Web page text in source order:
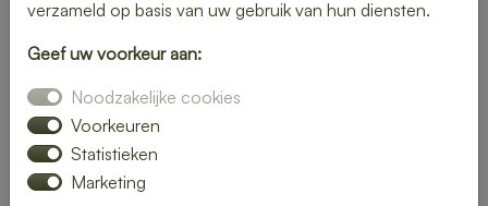
vers en gemakkelijk
in Oosterwijtwerd en geniet van verse gerechten op jouw
gewenste locatie. Van kleurrijke salades tot knapperige
broodjes – wij bezorgen jouw lunch vers en op tijd.
Plaats eenvoudig je bestelling online en laat je verrassen
verzameld op basis van uw gebruik van hun diensten.
Geef uw voorkeur aan:
Noodzakelijke cookies
Voorkeuren
Statistieken
Marketing